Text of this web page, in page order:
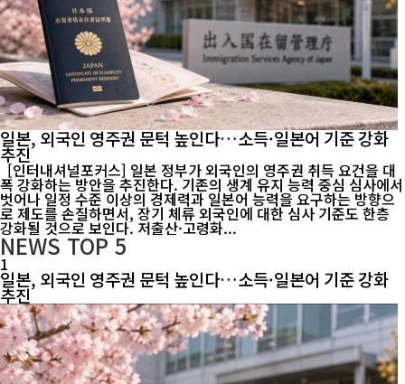
일본, 외국인 영주권 문턱 높인다…소득·일본어 기준 강화
추진
[인터내셔널포커스] 일본 정부가 외국인의 영주권 취득 요건을 대
폭 강화하는 방안을 추진한다. 기존의 생계 유지 능력 중심 심사에서
벗어나 일정 수준 이상의 경제력과 일본어 능력을 요구하는 방향으
로 제도를 손질하면서, 장기 체류 외국인에 대한 심사 기준도 한층
강화될 것으로 보인다. 저출산·고령화...
NEWS TOP 5
1
일본, 외국인 영주권 문턱 높인다…소득·일본어 기준 강화
추진